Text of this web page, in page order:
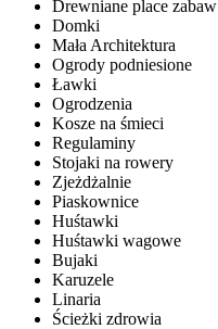
Drewniane place zabaw
Domki
Mała Architektura
Ogrody podniesione
Ławki
Ogrodzenia
Kosze na śmieci
Regulaminy
Stojaki na rowery
Zjeżdżalnie
Piaskownice
Huśtawki
Huśtawki wagowe
Bujaki
Karuzele
Linaria
Ścieżki zdrowia